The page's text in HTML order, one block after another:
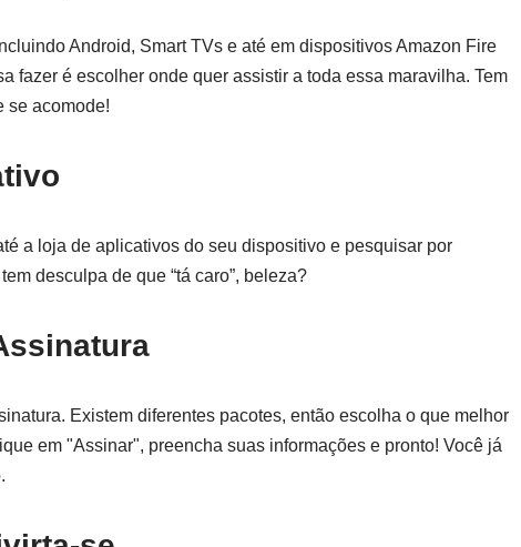
Android, Smart TVs e até em dispositivos Amazon Fire
fazer é escolher onde quer assistir a toda essa maravilha. Tem
se acomode!
a loja de aplicativos do seu dispositivo e pesquisar por
desculpa de que “tá caro”, beleza?
Existem diferentes pacotes, então escolha o que melhor
em "Assinar", preencha suas informações e pronto! Você já